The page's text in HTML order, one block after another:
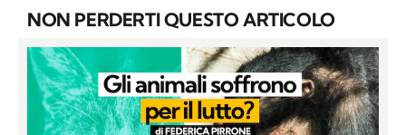
NON PERDERTI QUESTO ARTICOLO